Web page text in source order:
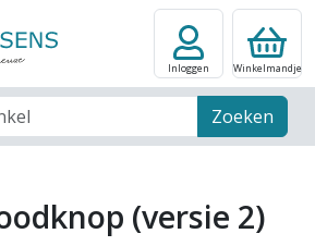
Zoeken
Inloggen Winkelmandje
(versie 2)